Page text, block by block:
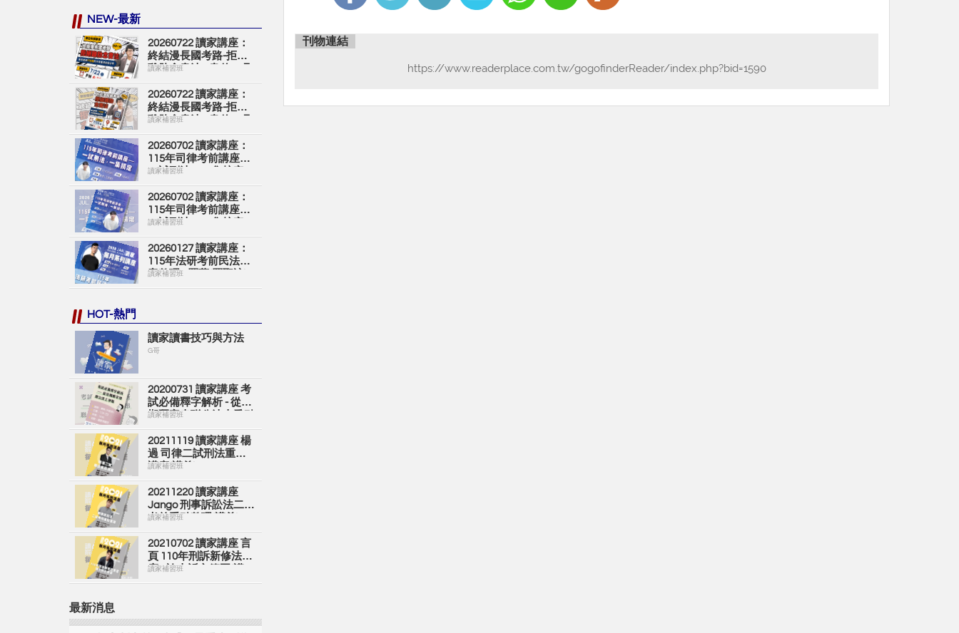
刊物連結
https://www.readerplace.com.tw/gogofinderReader/index.php?bid=1590
NEW-最新
20260722 讀家講座：
終結漫長國考路-拒絕
雞肋念書法 - 韋伯（吳
宗翰）(影片)
讀家補習班
20260722 讀家講座：
終結漫長國考路-拒絕
雞肋念書法 - 韋伯（吳
宗翰）(講義)
讀家補習班
20260702 讀家講座：
115年司律考前講座－
一試刑法，一集搞定 -
諾恩(王諾恩)(影片)
讀家補習班
20260702 讀家講座：
115年司律考前講座－
一試刑法，一集搞定 -
諾恩(王諾恩)(講義)
讀家補習班
20260127 讀家講座：
115年法研考前民法文
章整理 - 羅蘋(羅聖詠)
(影片)
讀家補習班
HOT-熱門
讀家讀書技巧與方法
G哥
20200731 讀家講座 考
試必備釋字解析 - 從近
期釋字串聯公法上爭點
(講義)
讀家補習班
20211119 讀家講座 楊
過 司律二試刑法重點
講座(講義)
讀家補習班
20211220 讀家講座
Jango 刑事訴訟法二試
考前重點整理(講義)
讀家補習班
20210702 讀家講座 言
頁 110年刑訴新修法講
座 - 論上訴之範圍(講
義)
讀家補習班
最新消息